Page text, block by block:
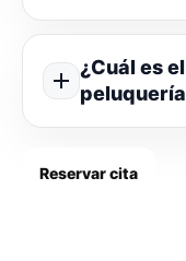
¿Cuál es
Reservar cita